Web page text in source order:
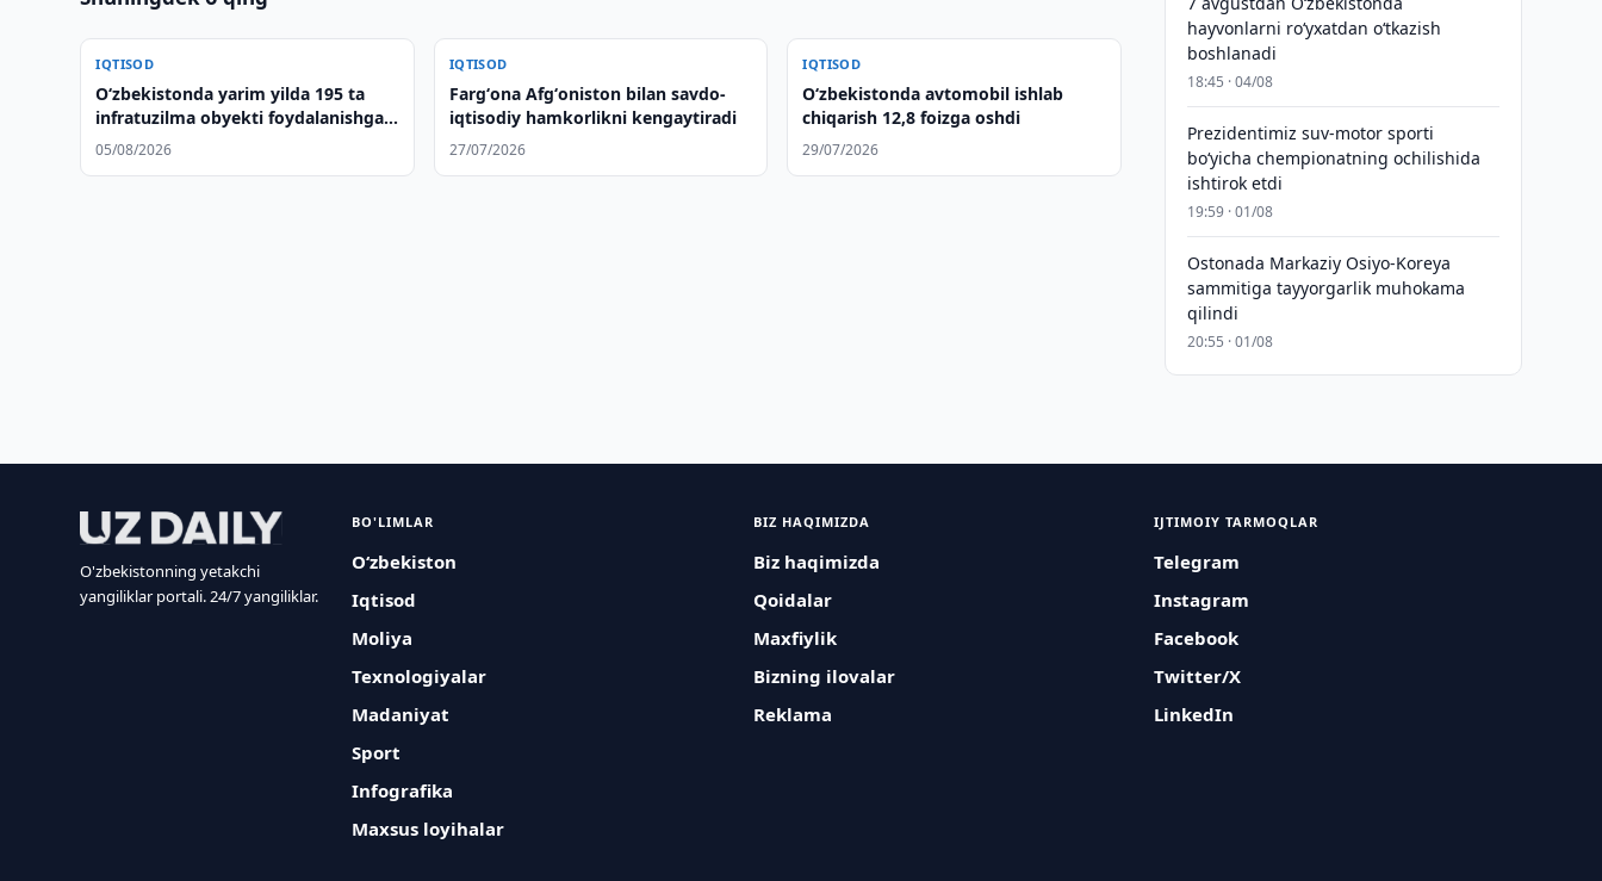
IQTISOD
O‘zbekistonda yarim yilda 195 ta
infratuzilma obyekti foydalanishga
topshirildi
05/08/2026
IQTISOD
Fargʻona Afgʻoniston bilan savdo-
iqtisodiy hamkorlikni kengaytiradi
27/07/2026
IQTISOD
O‘zbekistonda avtomobil ishlab
chiqarish 12,8 foizga oshdi
29/07/2026
hayvonlarni ro‘yxatdan o‘tkazish
boshlanadi
18:45 · 04/08
Prezidentimiz suv-motor sporti
bo‘yicha chempionatning ochilishida
ishtirok etdi
19:59 · 01/08
Ostonada Markaziy Osiyo-Koreya
sammitiga tayyorgarlik muhokama
qilindi
20:55 · 01/08
O'zbekistonning yetakchi
yangiliklar portali. 24/7 yangiliklar.
BO'LIMLAR
O‘zbekiston
Iqtisod
Moliya
Texnologiyalar
Madaniyat
Sport
Infografika
Maxsus loyihalar
BIZ HAQIMIZDA
Biz haqimizda
Qoidalar
Maxfiylik
Bizning ilovalar
Reklama
IJTIMOIY TARMOQLAR
Telegram
Instagram
Facebook
Twitter/X
LinkedIn